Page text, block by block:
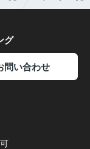
グ
問い合わせ